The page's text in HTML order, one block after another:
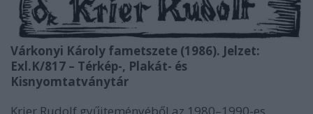
Várkonyi Károly fametszete (1986). Jelzet:
Exl.K/817 – Térkép-, Plakát- és
Kisnyomtatványtár